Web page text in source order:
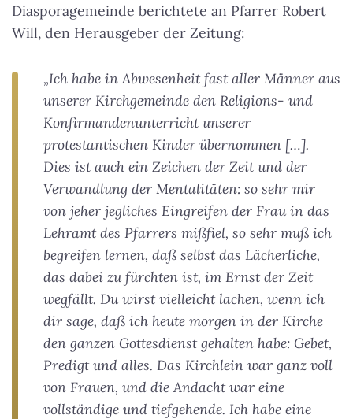
Diasporagemeinde berichtete an Pfarrer Robert
Will, den Herausgeber der Zeitung:
„Ich habe in Abwesenheit fast aller Männer aus
unserer Kirchgemeinde den Religions- und
Konfirmandenunterricht unserer
protestantischen Kinder übernommen […].
Dies ist auch ein Zeichen der Zeit und der
Verwandlung der Mentalitäten: so sehr mir
von jeher jegliches Eingreifen der Frau in das
Lehramt des Pfarrers mißfiel, so sehr muß ich
begreifen lernen, daß selbst das Lächerliche,
das dabei zu fürchten ist, im Ernst der Zeit
wegfällt. Du wirst vielleicht lachen, wenn ich
dir sage, daß ich heute morgen in der Kirche
den ganzen Gottesdienst gehalten habe: Gebet,
Predigt und alles. Das Kirchlein war ganz voll
von Frauen, und die Andacht war eine
vollständige und tiefgehende. Ich habe eine